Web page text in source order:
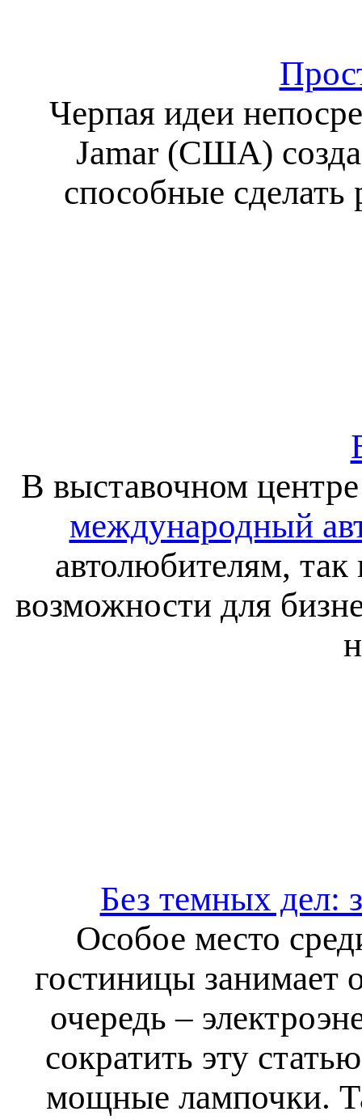
Черпая идеи
Jamar (США)
способные сделать
В выставочном
международный
автолюбителям,
возможности для
Без темных дел:
Особое место
гостиницы занимает
очередь –
сократить эту
мощные лампочки.